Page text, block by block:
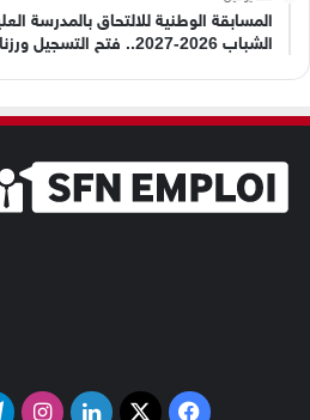
المسابقة الوطنية للالتحاق بالمدرسة
الشباب 2026-2027.. فتح التسجيل ورزنامة المسابقة كاملة
فيسبوك
‫X لينكدإن